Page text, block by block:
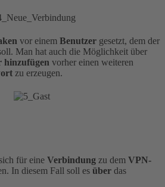
vor einem Benutzer gesetzt, dem der
Man hat auch die Möglichkeit über
hinzufügen vorher einen weiteren
zu erzeugen.
für eine Verbindung zu dem VPN-
In diesem Fall soll es über das